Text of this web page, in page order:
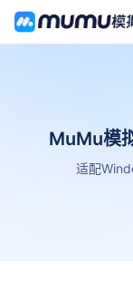
MuMu模
适配